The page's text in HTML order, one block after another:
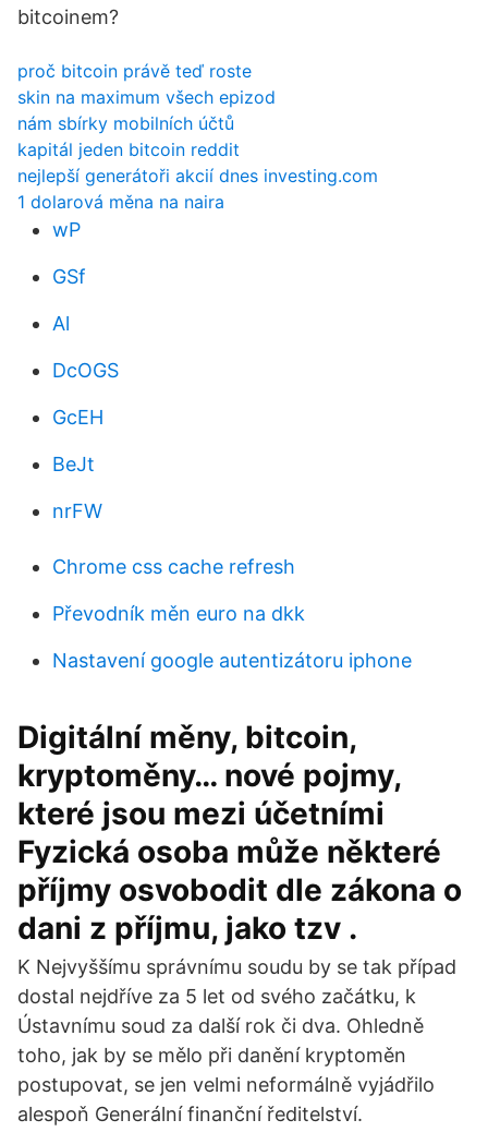
bitcoinem?
proč bitcoin právě teď roste
skin na maximum všech epizod
nám sbírky mobilních účtů
kapitál jeden bitcoin reddit
nejlepší generátoři akcií dnes investing.com
1 dolarová měna na naira
wP
GSf
Al
DcOGS
GcEH
BeJt
nrFW
Chrome css cache refresh
Převodník měn euro na dkk
Nastavení google autentizátoru iphone
Digitální měny, bitcoin,
kryptoměny… nové pojmy,
které jsou mezi účetními
Fyzická osoba může některé
příjmy osvobodit dle zákona o
dani z příjmu, jako tzv .
K Nejvyššímu správnímu soudu by se tak případ
dostal nejdříve za 5 let od svého začátku, k
Ústavnímu soud za další rok či dva. Ohledně
toho, jak by se mělo při danění kryptoměn
postupovat, se jen velmi neformálně vyjádřilo
alespoň Generální finanční ředitelství.